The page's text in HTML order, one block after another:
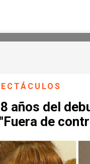
años del
de